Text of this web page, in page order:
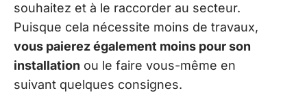
souhaitez et à le raccorder au secteur.
Puisque cela nécessite moins de travaux,
vous paierez également moins pour son
installation ou le faire vous-même en
suivant quelques consignes.